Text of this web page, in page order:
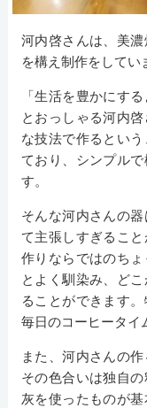
河内啓さんは、美
を構え制作をしてい
「生活を豊かにす
とおっしゃる河内
な技法で作るとい
ており、シンプル
す。
そんな河内さんの
て主張しすぎるこ
作りならではのち
とよく馴染み、ど
ることができます
毎日のコーヒータイ
また、河内さんの
その色合いは独自
灰を使ったものが基